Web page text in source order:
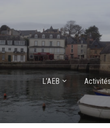
L’AEB